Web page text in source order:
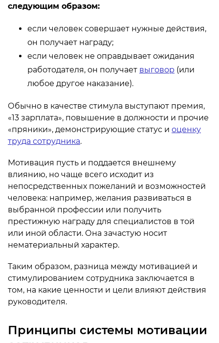
следующим образом:
если человек совершает нужные действия,
он получает награду;
если человек не оправдывает ожидания
работодателя, он получает выговор (или
любое другое наказание).
Обычно в качестве стимула выступают премия,
«13 зарплата», повышение в должности и прочие
«пряники», демонстрирующие статус и оценку
труда сотрудника.
Мотивация пусть и поддается внешнему
влиянию, но чаще всего исходит из
непосредственных пожеланий и возможностей
человека: например, желания развиваться в
выбранной профессии или получить
престижную награду для специалистов в той
или иной области. Она зачастую носит
нематериальный характер.
Таким образом, разница между мотивацией и
стимулированием сотрудника заключается в
том, на какие ценности и цели влияют действия
руководителя.
Принципы системы мотивации